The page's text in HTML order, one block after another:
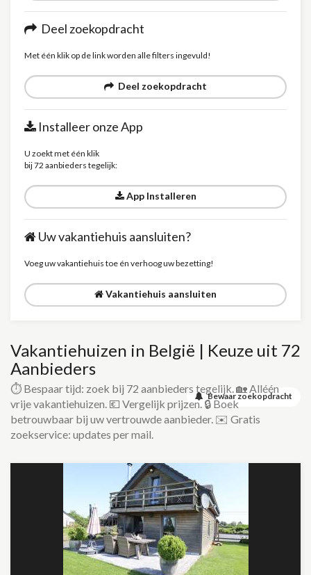
Deel zoekopdracht
Met één klik op de link worden alle filters ingevuld!
Deel zoekopdracht
Installeer onze App
U zoekt met één klik
bij 72 aanbieders tegelijk:
App Installeren
Uw vakantiehuis aansluiten?
Voeg uw vakantiehuis toe én verhoog uw bezetting!
Vakantiehuis aansluiten
Bewaar zoekopdracht
Vakantiehuizen in België | Keuze uit 72
Aanbieders
⏱️ Bespaar tijd: zoek bij 72 aanbieders tegelijk. 🏡 Alléén
vrije vakantiehuizen. 💶 Vergelijk prijzen. 🔒 Boek
betrouwbaar bij uw vertrouwde aanbieder. ✉️ Gratis
zoekservice: updates per mail.